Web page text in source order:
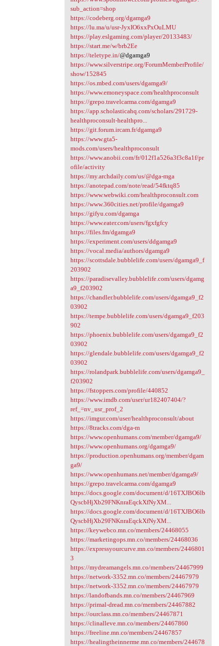
sub_action=shop
https://codeberg.org/dgamga9
https://lu.ma/u/usr-JyxIO6xxPxOuLMU
https://play.eslgaming.com/player/20133483/
https://start.me/w/brb2Ee
https://teletype.in/@dgamga9
https://www.silverstripe.org/ForumMemberProfile/
show/152845
https://os.mbed.com/users/dgamga9/
https://www.emoneyspace.com/healthproconsult
https://grepo.travelcarma.com/dgamga9
https://app.scholasticahq.com/scholars/291729-
healthproconsult-healthpro...
https://git.forum.ircam.fr/dgamga9
https://www.gta5-
mods.com/users/healthproconsult
https://www.anobii.com/fr/012f1a526a3f3c8a1f/pr
ofile/activity
https://my.archdaily.com/us/@dga-mga
https://anotepad.com/note/read/54fktq85
https://www.webwiki.com/healthproconsult.com
https://www.360cities.net/profile/dgamga9
https://gifyu.com/dgamga
https://www.eater.com/users/fgxfgfcy
https://files.fm/dgamga9
https://experiment.com/users/ddgamga9
https://vocal.media/authors/dgamga9
https://scottsdale.bubblelife.com/users/dgamga9_f
203902
https://paradisevalley.bubblelife.com/users/dgamg
a9_f203902
https://chandler.bubblelife.com/users/dgamga9_f2
03902
https://tempe.bubblelife.com/users/dgamga9_f203
902
https://phoenix.bubblelife.com/users/dgamga9_f2
03902
https://glendale.bubblelife.com/users/dgamga9_f2
03902
https://rolandpark.bubblelife.com/users/dgamga9_
f203902
https://fstoppers.com/profile/440852
https://www.imdb.com/user/ur182407404/?
ref_=nv_usr_prof_2
https://imgur.com/user/healthproconsult/about
https://8tracks.com/dga-m
https://www.openhumans.com/member/dgamga9/
https://www.openhumans.org/dgamga9/
https://production.openhumans.org/member/dgam
ga9/
https://www.openhumans.net/member/dgamga9/
https://grepo.travelcarma.com/dgamga9
https://docs.google.com/document/d/16TXJBO6lb
QyscbHjXb29FNKnraEqckXfNyXM...
https://docs.google.com/document/d/16TXJBO6lb
QyscbHjXb29FNKnraEqckXfNyXM...
https://keywebco.mn.co/members/24468055
https://marketingops.mn.co/members/24468036
https://expressyourcurve.mn.co/members/2446801
3
https://mydreamangels.mn.co/members/24467999
https://network-3352.mn.co/members/24467979
https://network-3352.mn.co/members/24467979
https://landofbands.mn.co/members/24467969
https://primal-dread.mn.co/members/24467882
https://ourclass.mn.co/members/24467871
https://clinalleve.mn.co/members/24467860
https://freeline.mn.co/members/24467857
https://healingtheinnerme.mn.co/members/244678